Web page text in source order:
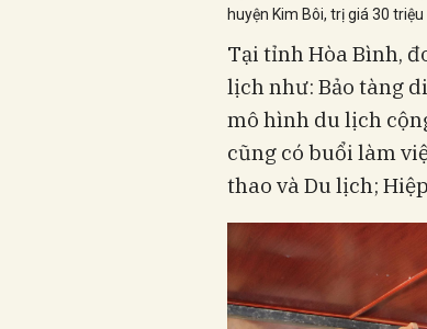
huyện Kim Bôi, trị giá 30 triệu
Tại tỉnh Hòa Bình,
lịch như: Bảo tàng
mô hình du lịch
cũng có buổi làm
thao và Du lịch;